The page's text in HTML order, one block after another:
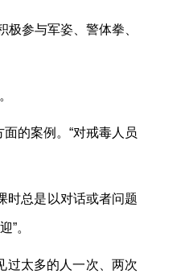
参与军姿、警体拳、
的案例。“对戒毒人员
时总是以对话或者问题
”。
过太多的人一次、两次